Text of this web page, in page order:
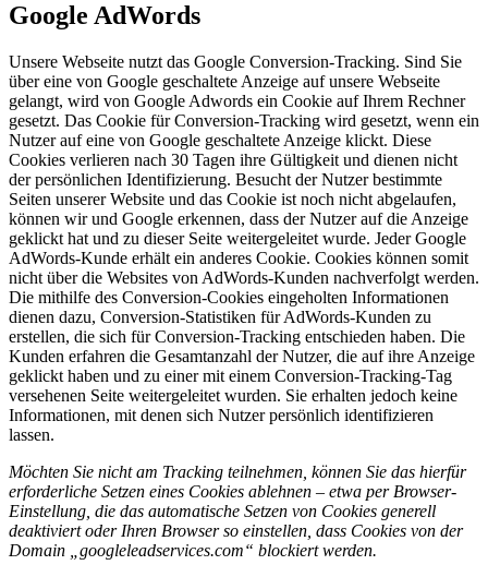
Google AdWords
Unsere Webseite nutzt das Google Conversion-Tracking. Sind Sie
über eine von Google geschaltete Anzeige auf unsere Webseite
gelangt, wird von Google Adwords ein Cookie auf Ihrem Rechner
gesetzt. Das Cookie für Conversion-Tracking wird gesetzt, wenn ein
Nutzer auf eine von Google geschaltete Anzeige klickt. Diese
Cookies verlieren nach 30 Tagen ihre Gültigkeit und dienen nicht
der persönlichen Identifizierung. Besucht der Nutzer bestimmte
Seiten unserer Website und das Cookie ist noch nicht abgelaufen,
können wir und Google erkennen, dass der Nutzer auf die Anzeige
geklickt hat und zu dieser Seite weitergeleitet wurde. Jeder Google
AdWords-Kunde erhält ein anderes Cookie. Cookies können somit
nicht über die Websites von AdWords-Kunden nachverfolgt werden.
Die mithilfe des Conversion-Cookies eingeholten Informationen
dienen dazu, Conversion-Statistiken für AdWords-Kunden zu
erstellen, die sich für Conversion-Tracking entschieden haben. Die
Kunden erfahren die Gesamtanzahl der Nutzer, die auf ihre Anzeige
geklickt haben und zu einer mit einem Conversion-Tracking-Tag
versehenen Seite weitergeleitet wurden. Sie erhalten jedoch keine
Informationen, mit denen sich Nutzer persönlich identifizieren
lassen.
Möchten Sie nicht am Tracking teilnehmen, können Sie das hierfür
erforderliche Setzen eines Cookies ablehnen – etwa per Browser-
Einstellung, die das automatische Setzen von Cookies generell
deaktiviert oder Ihren Browser so einstellen, dass Cookies von der
Domain „googleleadservices.com“ blockiert werden.